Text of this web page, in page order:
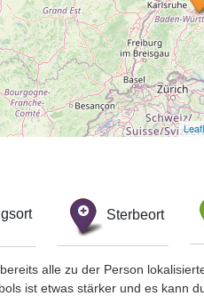
Sterbeort
alle zu der Person
ist etwas stärker und es kann